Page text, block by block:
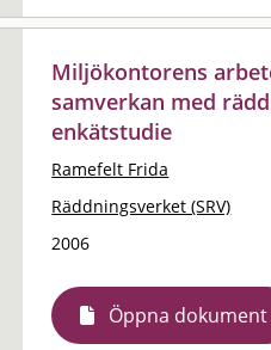
Miljökontorens
samverkan med
enkätstudie
Ramefelt Frida
Räddningsverket (SRV)
2006
Öppna dokument